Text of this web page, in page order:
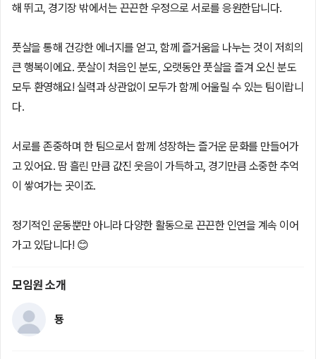
해 뛰고, 경기장 밖에서는 끈끈한 우정으로 서로를 응원한답니다.
풋살을 통해 건강한 에너지를 얻고, 함께 즐거움을 나누는 것이 저희의
큰 행복이에요. 풋살이 처음인 분도, 오랫동안 풋살을 즐겨 오신 분도
모두 환영해요! 실력과 상관없이 모두가 함께 어울릴 수 있는 팀이랍니
다.
서로를 존중하며 한 팀으로서 함께 성장하는 즐거운 문화를 만들어가
고 있어요. 땀 흘린 만큼 값진 웃음이 가득하고, 경기만큼 소중한 추억
이 쌓여가는 곳이죠.
정기적인 운동뿐만 아니라 다양한 활동으로 끈끈한 인연을 계속 이어
가고 있답니다! 😊
모임원 소개
둉